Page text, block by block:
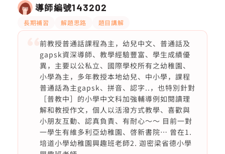
導師編號143202
長期補習 解題思路 題目講解
前教授普通話課程為主，幼兒中文、普通話及
gapsk資深導師、教學經驗豐富、學生成績優
異，主要以公私立、國際學校所有之幼稚園、
小學為主，多年教授本地幼兒、中小學，課程
普通話為主gapsk、拼音、認字..，也特別針對
［普教中］的小學中文科加強輔導例如閱讀理
解和教授作文，個人以活潑方式教學、喜歡與
小朋友互動、認真負責、有耐心～～ 目前一對
一學生有維多利亞幼稚園、啓新書院… 曾在1.
培道小學幼稚園興趣班老師2. 迦密梁省德小學